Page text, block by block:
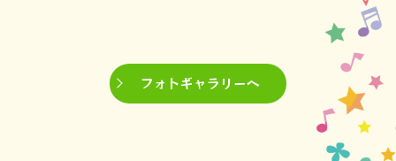
フォトギャラリーへ